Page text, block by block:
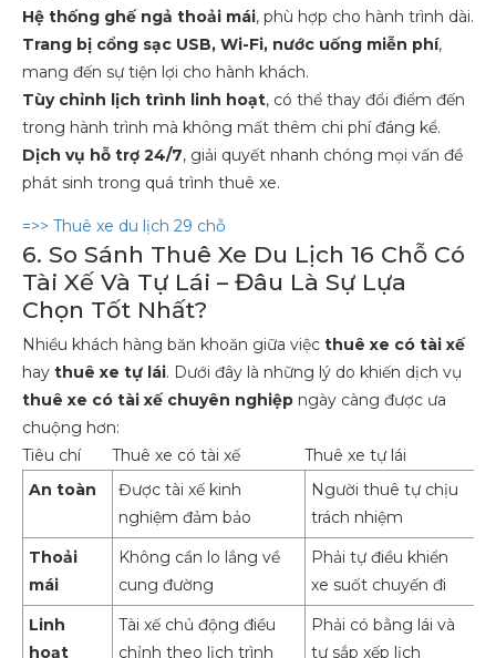
Hệ thống ghế ngả thoải mái, phù hợp cho hành trình dài.
Trang bị cổng sạc USB, Wi-Fi, nước uống miễn phí,
mang đến sự tiện lợi cho hành khách.
Tùy chỉnh lịch trình linh hoạt, có thể thay đổi điểm đến
trong hành trình mà không mất thêm chi phí đáng kể.
Dịch vụ hỗ trợ 24/7, giải quyết nhanh chóng mọi vấn đề
phát sinh trong quá trình thuê xe.
=>> Thuê xe du lịch 29 chỗ
6. So Sánh Thuê Xe Du Lịch 16 Chỗ Có
Tài Xế Và Tự Lái – Đâu Là Sự Lựa
Chọn Tốt Nhất?
Nhiều khách hàng băn khoăn giữa việc thuê xe có tài xế
hay thuê xe tự lái. Dưới đây là những lý do khiến dịch vụ
thuê xe có tài xế chuyên nghiệp ngày càng được ưa
chuộng hơn:
Tiêu chí
Thuê xe có tài xế
Thuê xe tự lái
An toàn
Được tài xế kinh
nghiệm đảm bảo
Người thuê tự chịu
trách nhiệm
Thoải
mái
Không cần lo lắng về
cung đường
Phải tự điều khiển
xe suốt chuyến đi
Linh
hoạt
Tài xế chủ động điều
chỉnh theo lịch trình
Phải có bằng lái và
tự sắp xếp lịch